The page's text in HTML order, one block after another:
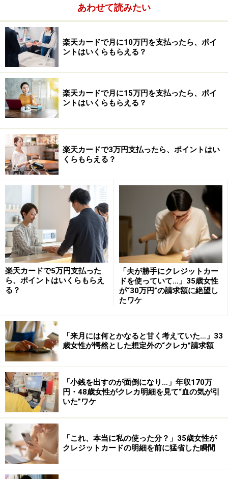
改正貸金業法と改正割賦販売法の影響は予
想を超えて甚大に
それでもまだ３枚持ちを提唱したり、カードはすきなだ
けもったらよい(ポイントを貯めやすいから)という評論
家もいます。しかし、改正貸金業法と改正割賦販売法が
本格施行される２０１０年以降はそれは通用しなくなり
ます。
今回の法律は総量規制が入るのが特徴です。年収に応じ
て持てるカードの利用額が決まってしまいます(年収の約
3分の1程度)。ということは、高年収の人の影響は少ない
のですが、３００万円以下の低年収の人は厳しい制限を
受けることになります。
の引き下げを求められるようになります。多重債務者撲
滅が政府の方針ですから、それに沿って年収の低い人は
相応のカードライフを送るように指導されるわけです。
従って、２０１０年以降は、年収に応じて利用できる金
額が決まってきますし、持てるカードや使えるカードが
限られるという状況になります。この規制強化の面から
も2枚もちは妥当な戦略となるのです。
「生活カード」＋「趣味カード」で万全の
体制を確立しよう
あわせて読みたい
楽天カードで月に10万円を支払ったら、ポイ
ントはいくらもらえる？
楽天カードで月に15万円を支払ったら、ポイ
ントはいくらもらえる？
楽天カードで3万円支払ったら、ポイントはい
くらもらえる？
楽天カードで5万円支払った
ら、ポイントはいくらもらえ
る？
「夫が勝手にクレジットカー
ドを使っていて…」35歳女性
が“30万円”の請求額に絶望し
たワケ
「来月には何とかなると甘く考えていた…」33
歳女性が愕然とした想定外の“クレカ”請求額
「小銭を出すのが面倒になり…」年収170万
円・48歳女性がクレカ明細を見て“血の気が引
いた”ワケ
「これ、本当に私の使った分？」35歳女性が
クレジットカードの明細を前に猛省した瞬間